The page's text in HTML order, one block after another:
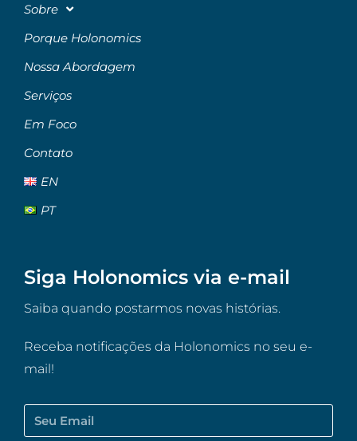
Sobre
Porque Holonomics
Nossa Abordagem
Serviços
Em Foco
Contato
EN
PT
Siga Holonomics via e-mail
Saiba quando postarmos novas histórias.
Receba notificações da Holonomics no seu e-
mail!